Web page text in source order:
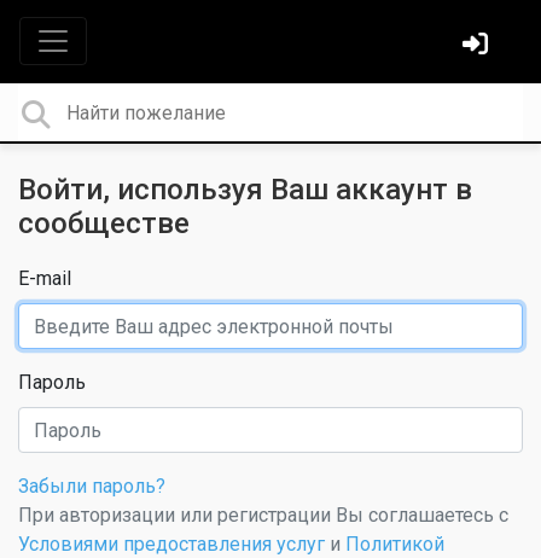
Войти, используя Ваш аккаунт в
сообществе
E-mail
Пароль
Забыли пароль?
При авторизации или регистрации Вы соглашаетесь с
Условиями предоставления услуг и Политикой